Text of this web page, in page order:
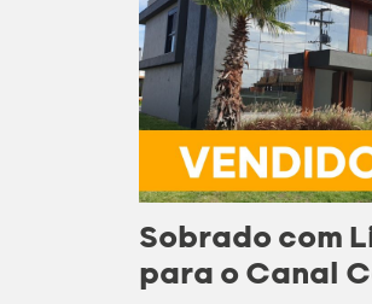
Sobrado com
para o Canal